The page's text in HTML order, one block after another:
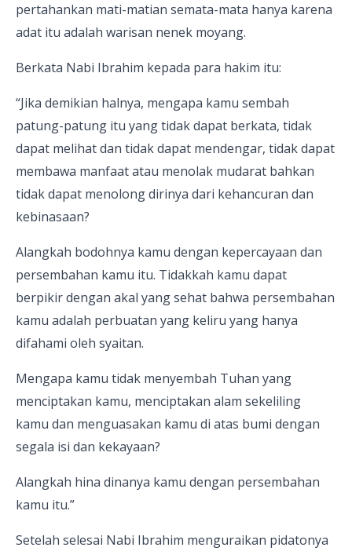
pertahankan mati-matian semata-mata hanya karena
adat itu adalah warisan nenek moyang.
Berkata Nabi Ibrahim kepada para hakim itu:
“Jika demikian halnya, mengapa kamu sembah
patung-patung itu yang tidak dapat berkata, tidak
dapat melihat dan tidak dapat mendengar, tidak dapat
membawa manfaat atau menolak mudarat bahkan
tidak dapat menolong dirinya dari kehancuran dan
kebinasaan?
Alangkah bodohnya kamu dengan kepercayaan dan
persembahan kamu itu. Tidakkah kamu dapat
berpikir dengan akal yang sehat bahwa persembahan
kamu adalah perbuatan yang keliru yang hanya
difahami oleh syaitan.
Mengapa kamu tidak menyembah Tuhan yang
menciptakan kamu, menciptakan alam sekeliling
kamu dan menguasakan kamu di atas bumi dengan
segala isi dan kekayaan?
Alangkah hina dinanya kamu dengan persembahan
kamu itu.”
Setelah selesai Nabi Ibrahim menguraikan pidatonya